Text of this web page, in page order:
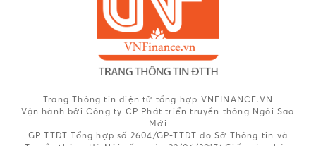
Trang Thông tin điện tử tổng hợp VNFINANCE.VN
Vận hành bởi Công ty CP Phát triển truyền thông Ngôi Sao
Mới
GP TTĐT Tổng hợp số 2604/GP-TTĐT do Sở Thông tin và